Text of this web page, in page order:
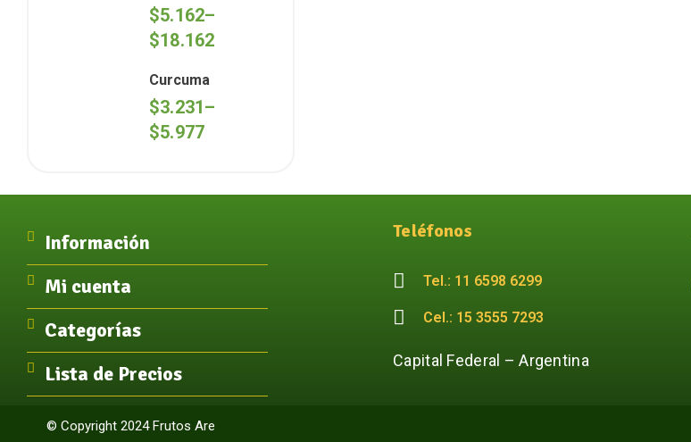
2026)
Valorado en
5.00
$5.162–
$18.162
Curcuma
$3.231–
$5.977
Información
Mi cuenta
Categorías
Lista de Precios
Teléfonos
Tel.: 11 6598 6299
Cel.: 15 3555 7293
Capital Federal – Argentina
© Copyright 2024 Frutos Are